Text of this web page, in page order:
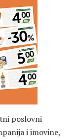
poslovni
i imovine,